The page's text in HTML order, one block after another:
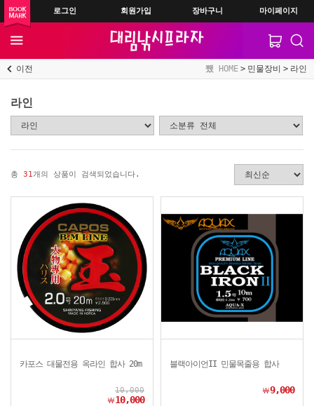
로그인 회원가입 장바구니 마이페이지
이전 HOME 민물장비 라인
라인
총 31개의 상품이 검색되었습니다.
카포스 대물전용 옥라인 합사 20m
10,000
￦10,000
블랙아이언II 민물목줄용 합사
￦9,000